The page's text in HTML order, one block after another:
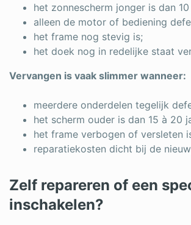
het zonnescherm jonger is dan
alleen de motor of bediening
het frame nog stevig is;
het doek nog in redelijke staat
Vervangen is vaak slimmer wanneer:
meerdere onderdelen tegelijk
het scherm ouder is dan 15 à 20
het frame verbogen of versleten
reparatiekosten dicht bij de
Zelf repareren of een
inschakelen?